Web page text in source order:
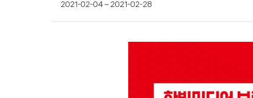
2021-02-04 ~ 2021-02-28